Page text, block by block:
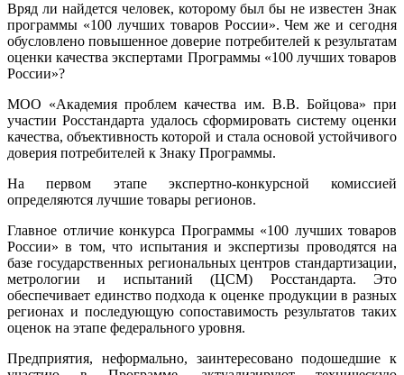
Вряд ли найдется человек, которому был бы не известен Знак
программы «100 лучших товаров России». Чем же и сегодня
обусловлено повышенное доверие потребителей к результатам
оценки качества экспертами Программы «100 лучших товаров
России»?
МОО «Академия проблем качества им. В.В. Бойцова» при
участии Росстандарта удалось сформировать систему оценки
качества, объективность которой и стала основой устойчивого
доверия потребителей к Знаку Программы.
На первом этапе экспертно-конкурсной комиссией
определяются лучшие товары регионов.
Главное отличие конкурса Программы «100 лучших товаров
России» в том, что испытания и экспертизы проводятся на
базе государственных региональных центров стандартизации,
метрологии и испытаний (ЦCM) Росстандарта. Это
обеспечивает единство подхода к оценке продукции в разных
регионах и последующую сопоставимость результатов таких
оценок на этапе федерального уровня.
Предприятия, неформально, заинтересовано подошедшие к